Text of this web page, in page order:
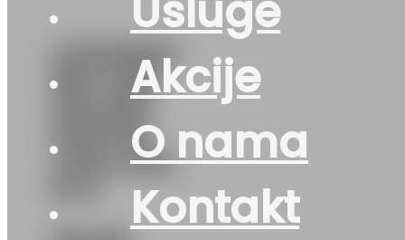
Usluge
Akcije
O nama
Kontakt
G215/55R17
98V GRIP
WINTER
LINGLONG